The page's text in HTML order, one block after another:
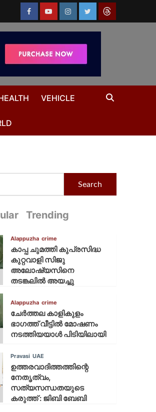
VEHICLE
Search
Trending
Alappuzha crime
കാപ്പ ചുമത്തി കുപ്രസിദ്ധ
കുറ്റവാളി സിജു
അലോഷ്യസിനെ
തടങ്കലിൽ അയച്ചു
Alappuzha crime
ചേർത്തല കാളികുളം
ഭാഗത്ത് വീട്ടിൽ മോഷണം
നടത്തിയയാൾ പിടിയിലായി
Pravasi UAE
ഉത്തരവാദിത്തത്തിന്റെ
നേതൃത്വം,
സത്യസന്ധതയുടെ
കരുത്ത് : ജിബി ബേബി